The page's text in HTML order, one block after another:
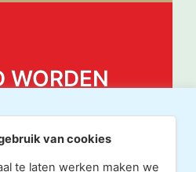
WORDEN
van cookies
te laten werken maken we